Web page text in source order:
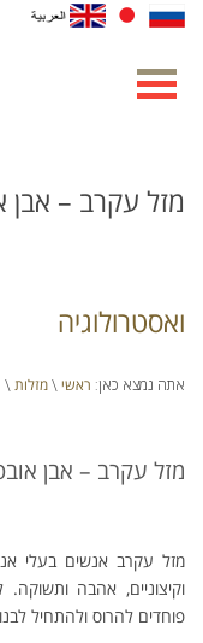
מזל עקרב – אבן
ואסטרולוגיה
אתה נמצא כאן: ראשי \ מזלות \
מזל עקרב – אבן
מזל עקרב אנשים בעלי
וקיצוניים, אהבה
פוחדים להרוס ולהתחיל